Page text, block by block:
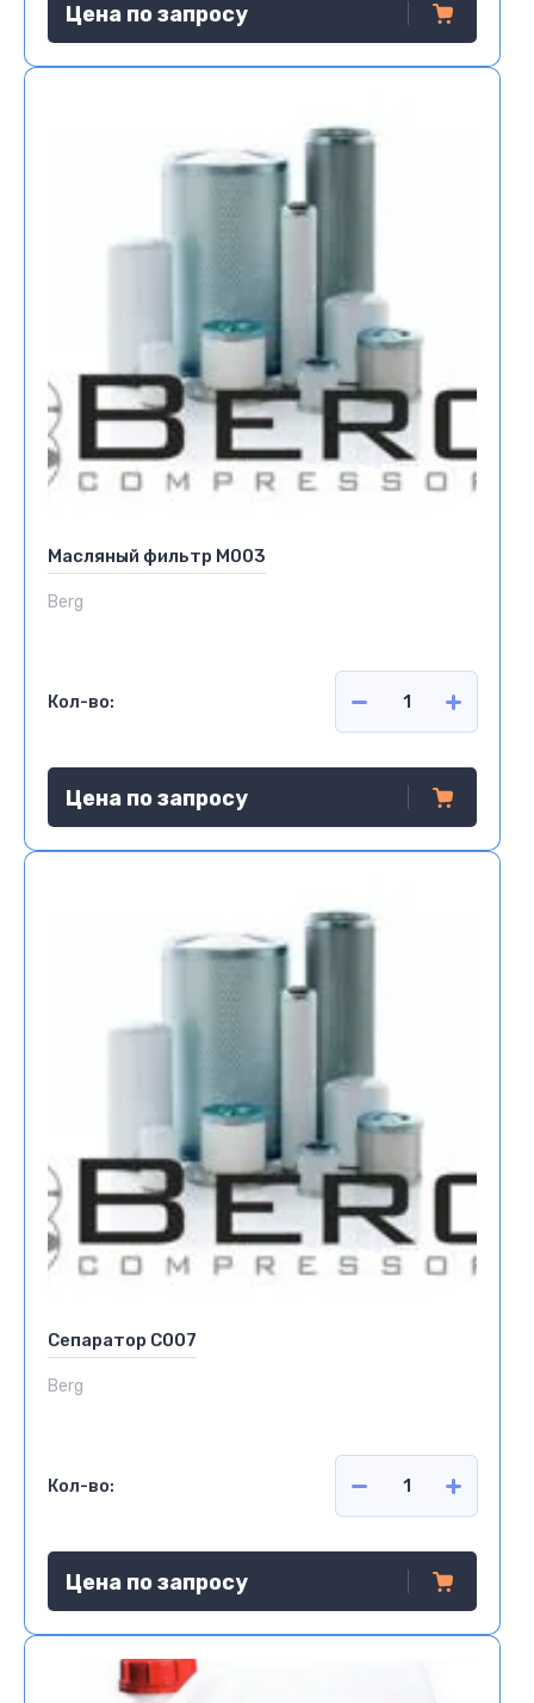
Цена по запросу
Масляный фильтр М003
Berg
Кол-во:
Цена по запросу
Сепаратор С007
Berg
Кол-во:
Цена по запросу